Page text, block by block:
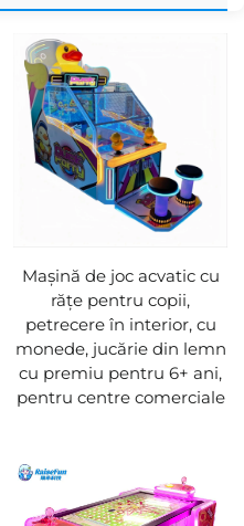
Mașină de joc acvatic cu
rățe pentru copii,
petrecere în interior, cu
monede, jucărie din lemn
cu premiu pentru 6+ ani,
pentru centre comerciale